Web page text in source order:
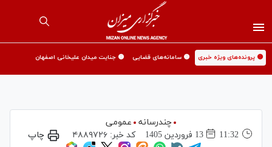
🟡 پرونده‌های ویژه خبری 🟡 سامانه‌های قضایی 🟡 جنایت میدان علیخانی اصفهان
چندرسانه
عمومی
11:32
13 فروردين 1405 کد خبر:۴۸۸۹۷۲۶ چاپ